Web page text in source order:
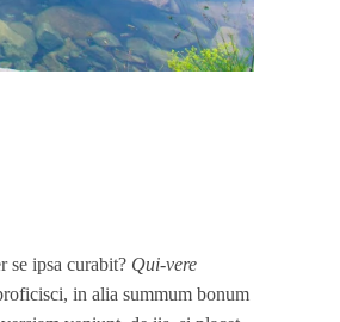
se ipsa curabit? Qui-vere
in alia summum bonum